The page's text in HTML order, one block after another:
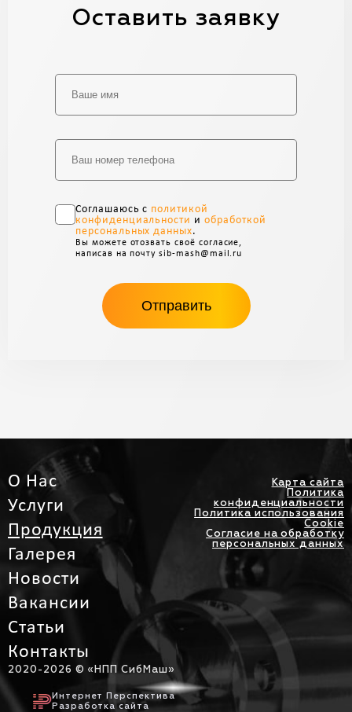
Оставить заявку
Соглашаюсь с политикой
конфиденциальности и обработкой
персональных данных.
Вы можете отозвать своё согласие,
написав на почту sib-mash@mail.ru
О Нас
Услуги
Продукция
Галерея
Новости
Вакансии
Статьи
Контакты
Карта сайта
Политика
конфиденциальности
Политика использования
Cookie
Согласие на обработку
персональных данных
2020- 2026 © «НПП СибМаш»
Интернет Перспектива
Разработка сайта